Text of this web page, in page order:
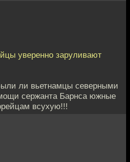
уверенно заруливают
ли вьетнамцы северными
сержанта Барнса южные
всухую!!!